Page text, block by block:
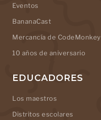
Eventos
BananaCast
Mercancía de CodeMonkey
10 años de aniversario
EDUCADORES
Los maestros
Distritos escolares